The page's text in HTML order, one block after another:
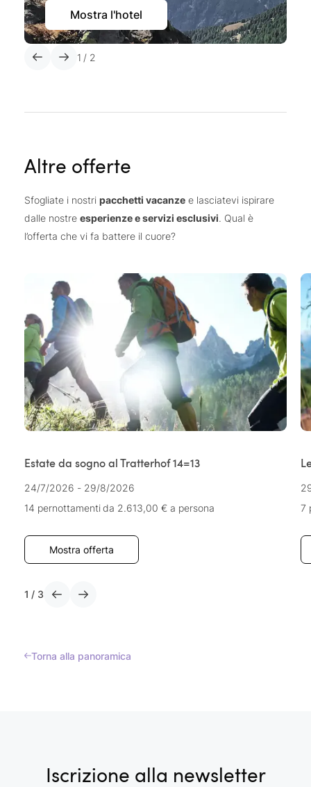
Mostra l'hotel
1 / 2
Altre offerte
Sfogliate i nostri pacchetti vacanze e lasciatevi ispirare
dalle nostre esperienze e servizi esclusivi. Qual è
l’offerta che vi fa battere il cuore?
Estate da sogno al Tratterhof 14=13
24/7/2026 - 29/8/2026
14 pernottamentida 2.613,00 € a persona
Mostra offerta
7
1 / 3
Torna alla panoramica
Iscrizione alla newsletter